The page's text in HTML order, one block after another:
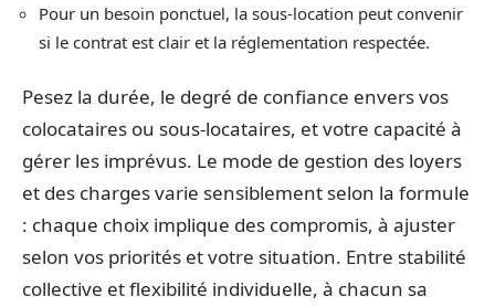
Pour un besoin ponctuel, la sous-location peut convenir
si le contrat est clair et la réglementation respectée.
Pesez la durée, le degré de confiance envers vos
colocataires ou sous-locataires, et votre capacité à
gérer les imprévus. Le mode de gestion des loyers
et des charges varie sensiblement selon la formule
: chaque choix implique des compromis, à ajuster
selon vos priorités et votre situation. Entre stabilité
collective et flexibilité individuelle, à chacun sa